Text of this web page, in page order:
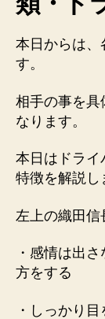
本日からは、
す。
相手の事を具
なります。
本日はドライ
特徴を解説し
左上の織田
・感情は出
方をする
・しっかり